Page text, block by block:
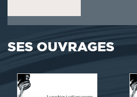
SES OUVRAGES